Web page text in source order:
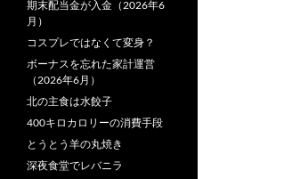
期末配当金が入金（2026年6
月）
コスプレではなくて変身？
ボーナスを忘れた家計運営
（2026年6月）
北の主食は水餃子
400キロカロリーの消費手段
とうとう羊の丸焼き
深夜食堂でレバニラ